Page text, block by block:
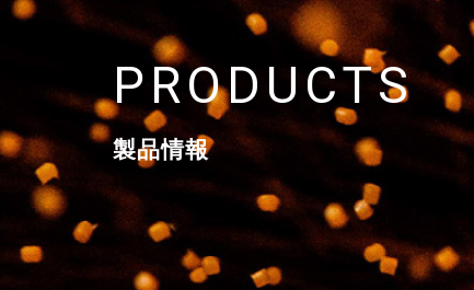
PRODUCTS
製品情報